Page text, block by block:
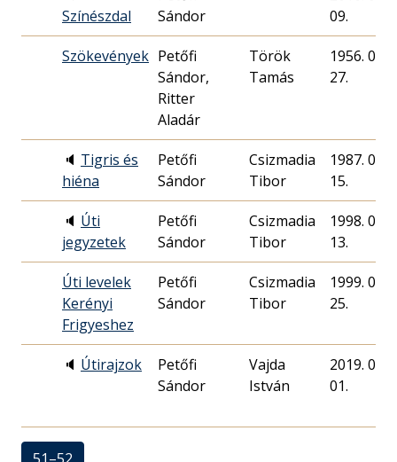
Színészdal
Sándor
09.
Szökevények Petőfi
Sándor,
Ritter
Aladár
Török
Tamás
1956. 09.
27.
🔈 Tigris és
hiéna
Petőfi
Sándor
Csizmadia
Tibor
1987. 03.
15.
🔈 Úti
jegyzetek
Petőfi
Sándor
Csizmadia
Tibor
1998. 07.
13.
Úti levelek
Kerényi
Frigyeshez
Petőfi
Sándor
Csizmadia
Tibor
1999. 02.
25.
🔈 Útirajzok
Petőfi
Sándor
Vajda
István
2019. 01.
01.